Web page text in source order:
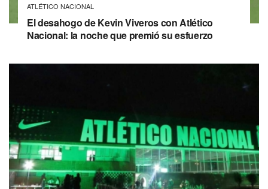
ATLÉTICO NACIONAL
El desahogo de Kevin Viveros con Atlético
Nacional: la noche que premió su esfuerzo